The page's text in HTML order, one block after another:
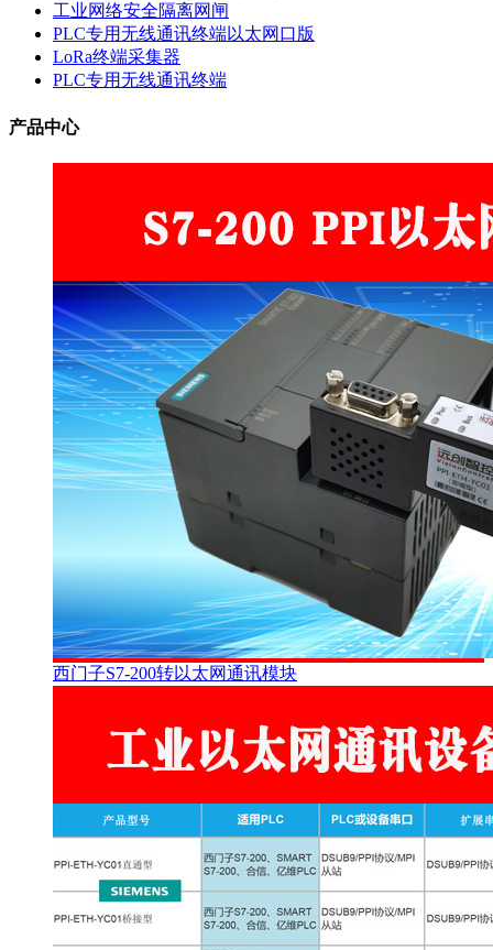
工业网络安全隔离网闸
PLC专用无线通讯终端以太网口版
LoRa终端采集器
PLC专用无线通讯终端
产品中心
西门子S7-200转以太网通讯模块